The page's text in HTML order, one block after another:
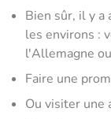
Bien sûr, il y a
les environs :
l'Allemagne
Faire une
Ou visiter une